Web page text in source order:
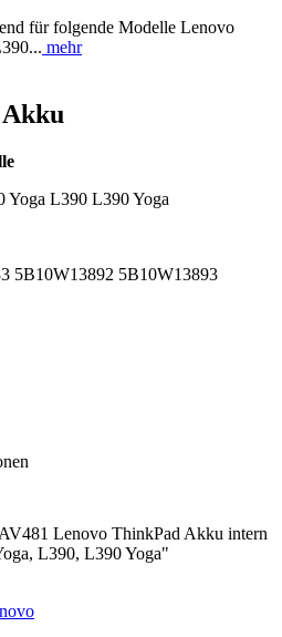
für folgende Modelle Lenovo
mehr
L390 L390 Yoga
5B10W13892 5B10W13893
Lenovo ThinkPad Akku intern
L390, L390 Yoga"